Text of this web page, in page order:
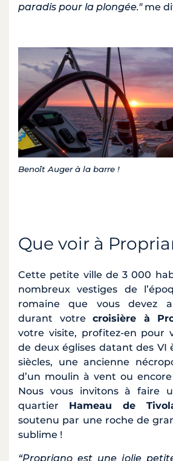
paradis pour la plongée."me
Benoît Auger à la barre !
Que voir à
Cette petite ville de 3 000
nombreux vestiges de
romaine que vous devez
durant votrecroisière à
votre visite, profitez-en pour
de deux églises datant des VI
siècles, une ancienne
d’un moulin à vent ou
Nous vous invitons à faire
quartier Hameau de
soutenu par une roche de
sublime !
“Propriano est une jolie